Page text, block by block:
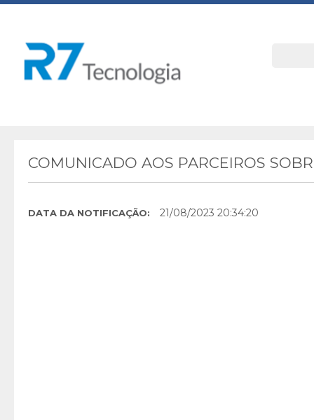
COMUNICADO AOS PARCEIROS
DATA DA NOTIFICAÇÃO: 21/08/2023 20:34:20